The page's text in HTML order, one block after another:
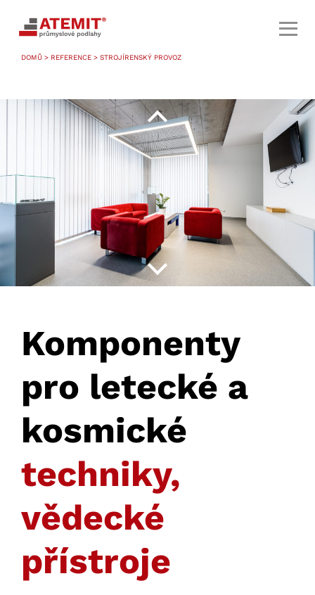
DOMŮ > REFERENCE > STROJÍRENSKÝ PROVOZ
Komponenty
pro letecké a
kosmické
techniky,
vědecké
přístroje